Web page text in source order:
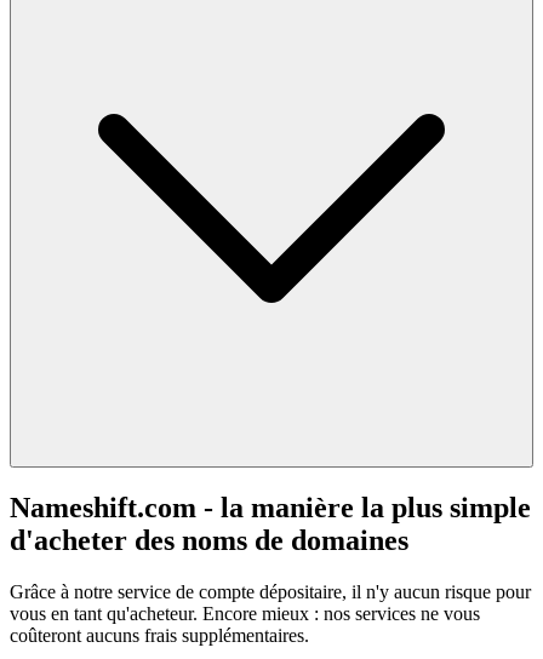
Nameshift.com - la manière la plus simple
d'acheter des noms de domaines
Grâce à notre service de compte dépositaire, il n'y aucun risque pour
vous en tant qu'acheteur. Encore mieux : nos services ne vous
coûteront aucuns frais supplémentaires.